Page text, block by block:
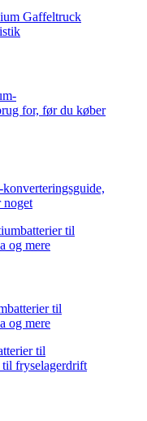
Gaffeltruck
noget
til
og mere